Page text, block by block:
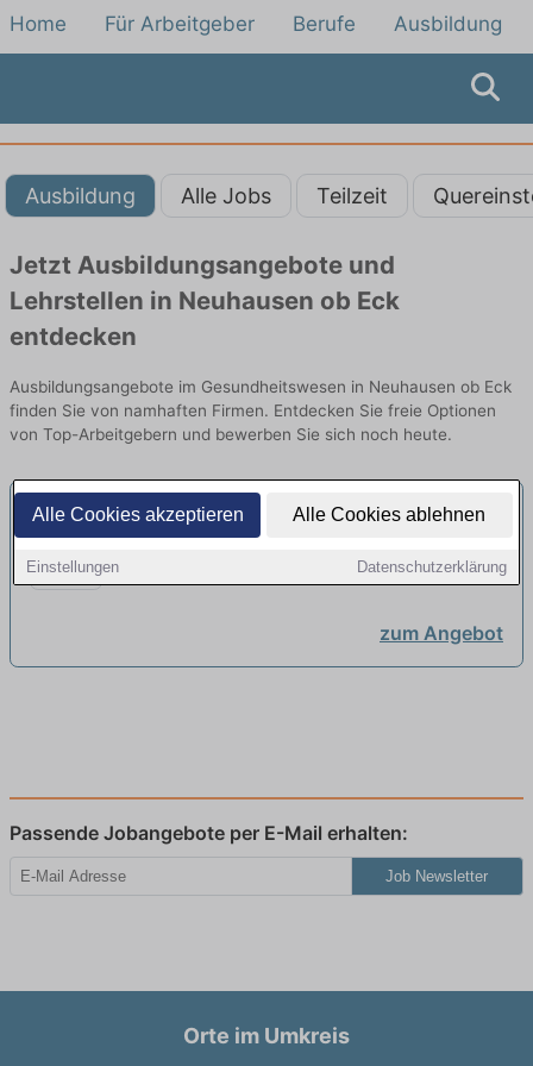
Alle Cookies akzeptieren Alle Cookies ablehnen
Einstellungen Datenschutzerklärung
Home Für Arbeitgeber Berufe Ausbildung
Ausbildung Alle Jobs Teilzeit
Jetzt Ausbildungsangebote und
Lehrstellen in Neuhausen ob Eck
entdecken
Ausbildungsangebote im Gesundheitswesen in Neuhausen ob Eck
finden Sie von namhaften Firmen. Entdecken Sie freie Optionen
von Top-Arbeitgebern und bewerben Sie sich noch heute.
Ausbildung zum/zur
neu
Korian Deutschland GmbH | Stockach
zum Angebot
Passende Jobangebote per E-Mail erhalten:
Job Newsletter
Orte im Umkreis